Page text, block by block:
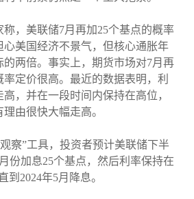
，美联储7月再加25个基点的概率
美国经济不景气，但核心通胀年
两倍。事实上，期货市场对7月再
定价很高。最近的数据表明，利
，并在一段时间内保持在高位，
由很快大幅走高。
察”工具，投资者预计美联储下半
份加息25个基点，然后利率保持在
到2024年5月降息。